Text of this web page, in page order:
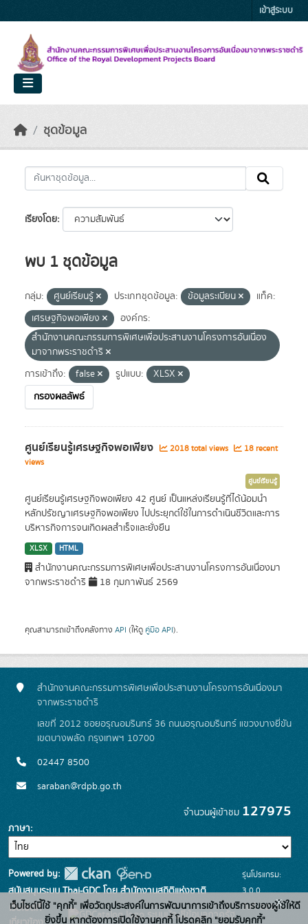
เข้าสู่ระบบ
ชุดข้อมูล
เรียงโดย
พบ 1 ชุดข้อมูล
กลุ่ม: ศูนย์เรียนรู้ ประเภทชุดข้อมูล: ข้อมูลระเบียน
แท็ค:
เศรษฐกิจพอเพียง
องค์กร:
สำนักงานคณะกรรมการพิเศษเพื่อประสานงานโครงการอันเนื่อง
มาจากพระราชดำริ
การเข้าถึง:
false รูปแบบ:
XLSX
กรองผลลัพธ์
ศูนย์เรียนรู้เศรษฐกิจพอเพียง 2018 total views
18 recent
views
ศูนย์เรียนรู้
ศูนย์เรียนรู้เศรษฐกิจพอเพียง 42 ศูนย์ เป็นแหล่งเรียนรู้ที่ได้น้อมนำ
หลักปรัชญาเศรษฐกิจพอเพียง ไปประยุกต์ใช้ในการดำเนินชีวิตและการ
บริหารกิจการจนเกิดผลสำเร็จและยั่งยืน
XLSX HTML
สำนักงานคณะกรรมการพิเศษเพื่อประสานงานโครงการอันเนื่องมา
จากพระราชดำริ
18 กุมภาพันธ์ 2569
คุณสามารถเข้าถึงคลังทาง API (ให้ดู คู่มือ API).
สำนักงานคณะกรรมการพิเศษเพื่อประสานงานโครงการอันเนื่องมา
จากพระราชดำริ
เลขที่ 2012 ซอยอรุณอมรินทร์ 36 ถนนอรุณอมรินทร์ แขวงบางยี่ขัน
เขตบางพลัด กรุงเทพฯ 10700
02447 8500
saraban@rdpb.go.th
จำนวนผู้เข้าชม 127975
ภาษา
Powered by:
สนับสนุนระบบ Thai-GDC โดย สำนักงานสถิติแห่งชาติ
เว็บไซต์ที่
ระบบบัญชีข้อมูลภาครัฐ
รุ่นโปรแกรม:
3.0.0
วันที่: 2025-
เว็บไซต์นี้ใช้ "คุกกี้" เพื่อวัตถุประสงค์ในการพัฒนาการเข้าถึงบริการของผู้ใช้ให้ดี
ยิ่งขึ้น หากต้องการเปิดใช้งานคุกกี้ โปรดคลิก "ยอมรับคุกกี้"
x